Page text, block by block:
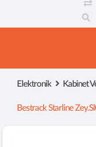
Elektronik Kabinet
Bestrack Starline